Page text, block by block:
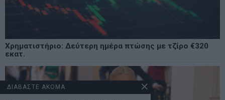
Χρηματιστήριο: Δεύτερη ημέρα πτώσης με τζίρο €320
εκατ.
ΔΙΑΒΑΣΤΕ ΑΚΟΜΑ